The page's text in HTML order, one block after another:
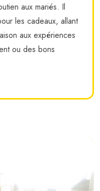
aux mariés. Il
les cadeaux, allant
aux expériences
ou des bons